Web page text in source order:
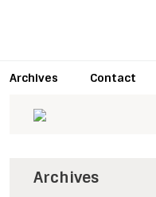
Archives Contact
Archives